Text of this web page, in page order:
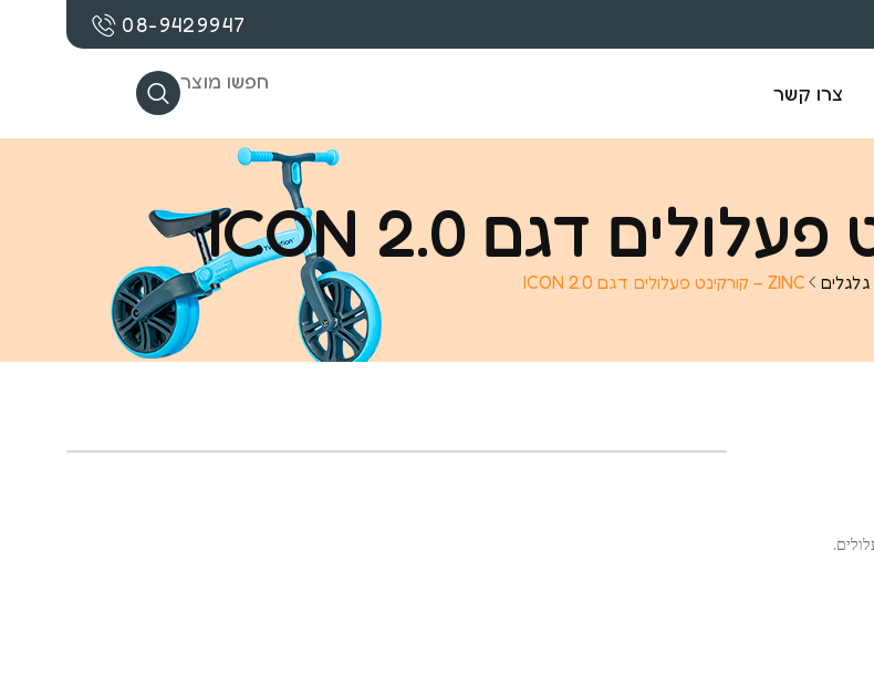
08-9429947
צרו קשר חפשו מוצר
גלגלים ZINC – קורקינט פעלולים דגם ICON 2.0